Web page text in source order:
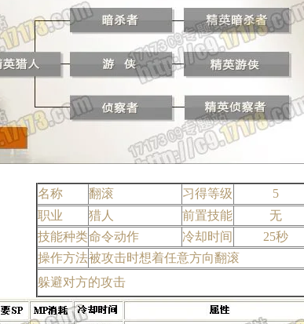
名称 翻滚 习得等级
5
职业
猎人 前置技能
无
技能种类命令动作 冷却时间
25秒
操作方法被攻击时想着任意方向翻滚
躲避对方的攻击